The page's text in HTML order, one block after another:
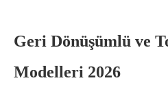
Geri Dönüşümlü ve
Modelleri 2026